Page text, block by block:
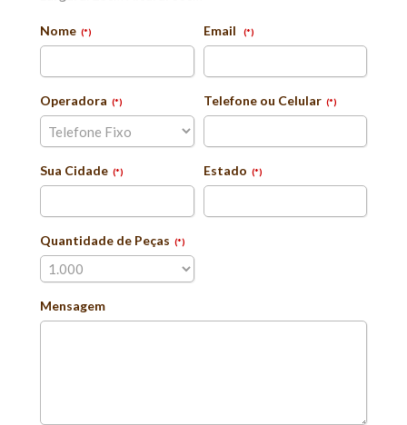
Nome (*) Email (*)
Operadora (*) Telefone ou Celular (*)
Sua Cidade (*) Estado (*)
Quantidade de Peças (*)
Mensagem